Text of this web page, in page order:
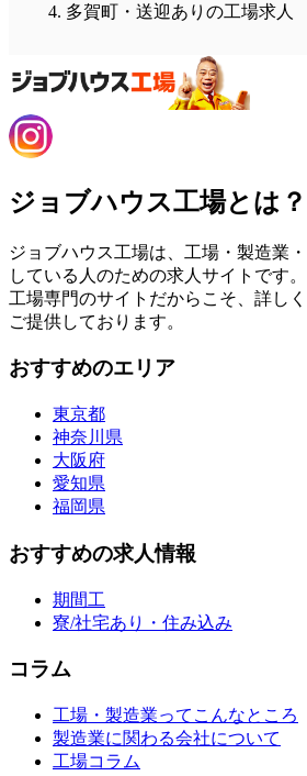
多賀町・送迎ありの工場求人
ジョブハウス工場とは？
ジョブハウス工場は、工場・製造業
している人のための求人サイトです。
工場専門のサイトだからこそ、詳し
ご提供しております。
おすすめのエリア
東京都
神奈川県
大阪府
愛知県
福岡県
おすすめの求人情報
期間工
寮/社宅あり・住み込み
コラム
工場・製造業ってこんなところ
製造業に関わる会社について
工場コラム